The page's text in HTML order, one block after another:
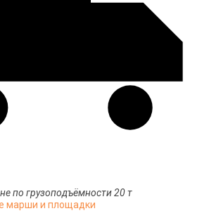
по грузоподъёмности 20 т
марши и площадки